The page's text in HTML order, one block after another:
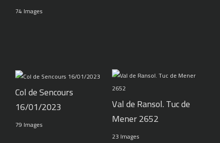
74 Images
Col de Sencours
16/01/2023
79 Images
Val de Ransol. Tuc de
Mener 2652
23 Images